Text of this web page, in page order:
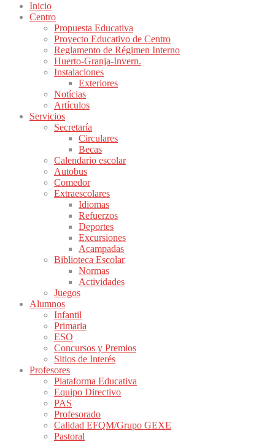
Inicio
Centro
Propuesta Educativa
Proyecto Educativo de Centro
Reglamento de Régimen Interno
Huerto-Granja-Invern.
Instalaciones
Exteriores
Notícias
Artículos
Servicios
Secretaría
Circulares
Becas
Calendario escolar
Autobus
Comedor
Extraescolares
Idiomas
Refuerzos
Deportes
Excursiones
Acampadas
Biblioteca Escolar
Normas
Actividades
Juegos
Alumnos
Infantil
Primaria
ESO
Concursos y Premios
Sitios de Interés
Profesores
Plataforma Educativa
Equipo Directivo
PAS
Profesorado
Calidad EFQM/Grupo GEXE
Pastoral